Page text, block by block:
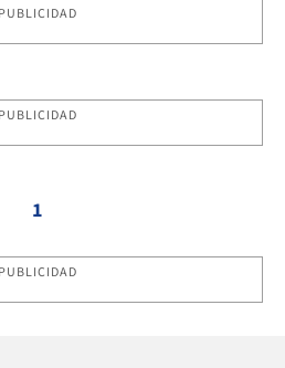
PUBLICIDAD
PUBLICIDAD
1
PUBLICIDAD